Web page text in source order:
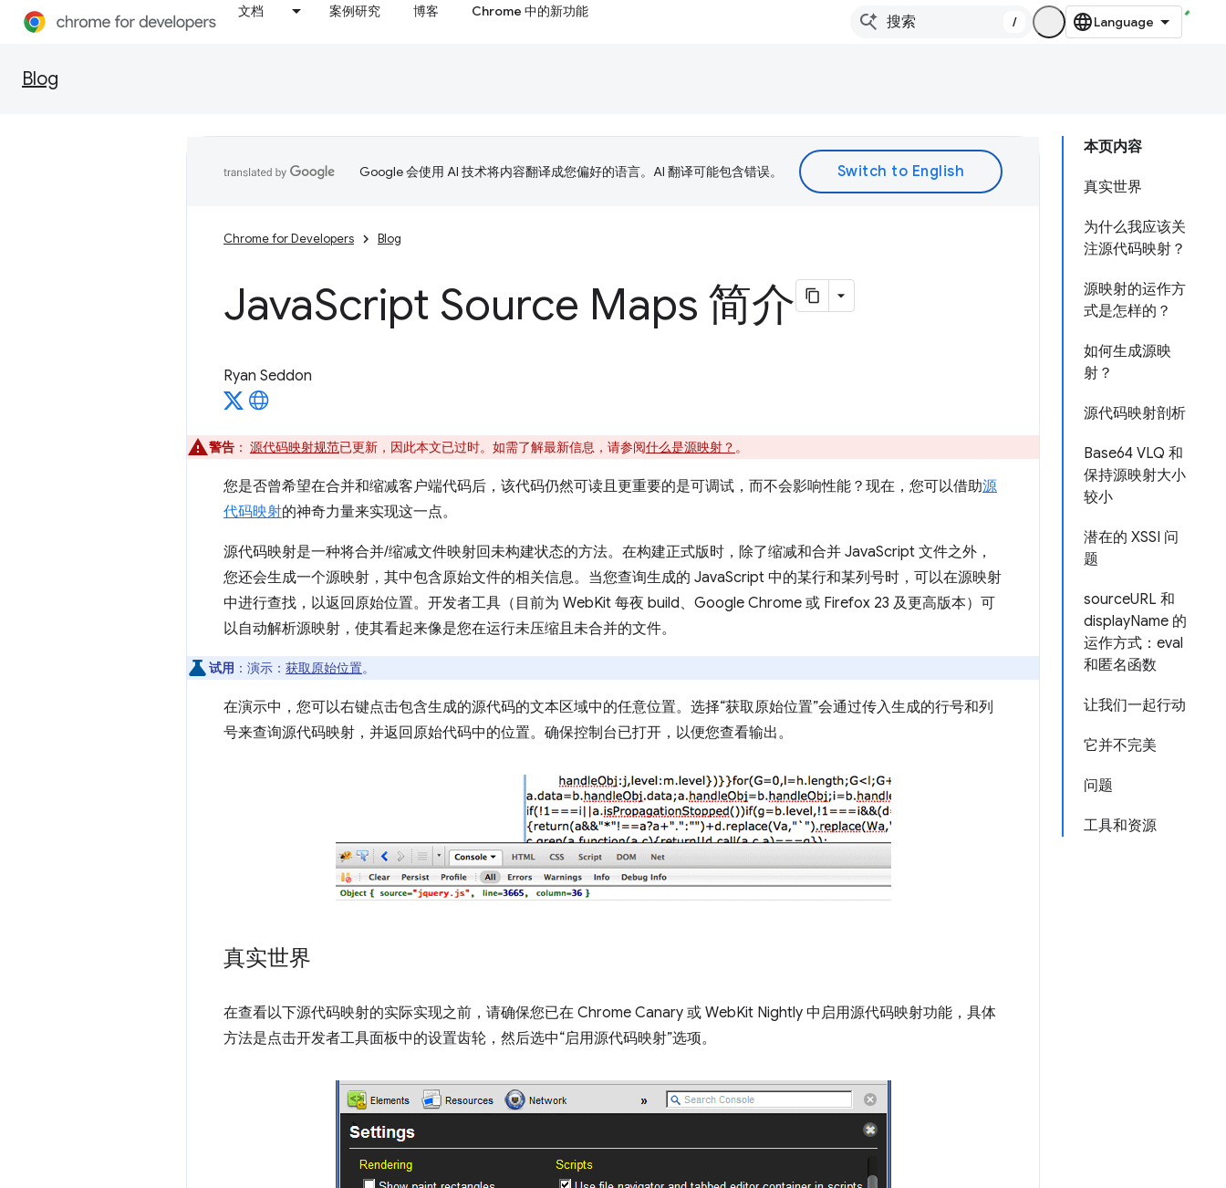
文档 案例研究 博客 Chrome 中的新功能
/
Blog
本页内容
真实世界
为什么我应该关
注源代码映射？
源映射的运作方
式是怎样的？
如何生成源映
射？
源代码映射剖析
Base64 VLQ 和
保持源映射大小
较小
潜在的 XSSI 问
题
sourceURL 和
displayName 的
运作方式：eval
和匿名函数
让我们一起行动
它并不完美
问题
工具和资源
Google 会使用 AI 技术将内容翻译成您偏好的语言。AI 翻译可能包含错误。
Chrome for Developers Blog
JavaScript Source Maps 简介
Ryan Seddon
警告 ： 源代码映射规范已更新，因此本文已过时。如需了解最新信息，请参阅什么是源映射？ 。
您是否曾希望在合并和缩减客户端代码后，该代码仍然可读且更重要的是可调试，而不会影响性能？现在，您可以借助源
代码映射的神奇力量来实现这一点。
源代码映射是一种将合并/缩减文件映射回未构建状态的方法。在构建正式版时，除了缩减和合并 JavaScript 文件之外，
您还会生成一个源映射，其中包含原始文件的相关信息。当您查询生成的 JavaScript 中的某行和某列号时，可以在源映射
中进行查找，以返回原始位置。开发者工具（目前为 WebKit 每夜 build、Google Chrome 或 Firefox 23 及更高版本）可
以自动解析源映射，使其看起来像是您在运行未压缩且未合并的文件。
试用 ：演示： 获取原始位置。
在演示中，您可以右键点击包含生成的源代码的文本区域中的任意位置。选择“获取原始位置”会通过传入生成的行号和列
号来查询源代码映射，并返回原始代码中的位置。确保控制台已打开，以便您查看输出。
真实世界
在查看以下源代码映射的实际实现之前，请确保您已在 Chrome Canary 或 WebKit Nightly 中启用源代码映射功能，具体
方法是点击开发者工具面板中的设置齿轮，然后选中“启用源代码映射”选项。